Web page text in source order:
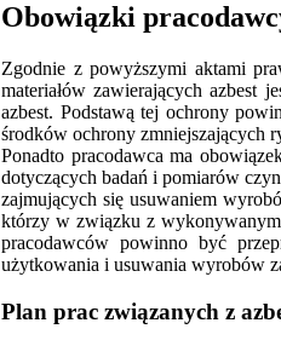
Obowiązki
Zgodnie z powyższymi aktami
materiałów zawierających azbest
azbest. Podstawą tej ochrony
środków ochrony zmniejszających
Ponadto pracodawca ma
dotyczących badań i pomiarów
zajmujących się usuwaniem
którzy w związku z wykonywanymi
pracodawców powinno być
użytkowania i usuwania wyrobów
Plan prac związanych z